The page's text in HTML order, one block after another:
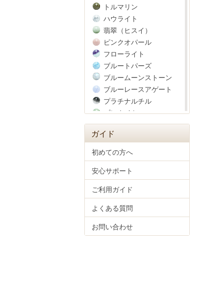
トルマリン
ハウライト
翡翠（ヒスイ）
ピンクオパール
フローライト
ブルートパーズ
ブルームーンストーン
ブルーレースアゲート
プラチナルチル
プレナイト
ヘマタイト
ベリル
ペリドット
ホークスアイ
彫り物(四神獣)
マラカイト
ムーンストーン
モルガナイト
モルダバイト
ガイド
初めての方へ
安心サポート
ご利用ガイド
よくある質問
お問い合わせ